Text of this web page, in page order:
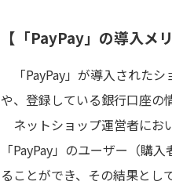
【「PayPay」の導入メ
「PayPay」が導入されたシ
や、登録している銀行口座の
ネットショップ運営者にお
「PayPay」のユーザー（購
ることができ、その結果とし